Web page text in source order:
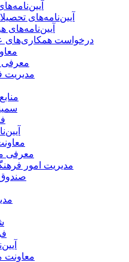
آیین‌نامه‌های
آیین‌نامه‌های
درخواست همکاری‌های
معرفی
مدیریت
معرفی
مدیریت امور
معاونت